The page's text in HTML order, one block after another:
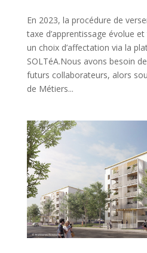
En 2023, la procédure de
taxe d’apprentissage évolue
un choix d’affectation via la
SOLTéA.Nous avons besoin
futurs collaborateurs, alors
de Métiers...